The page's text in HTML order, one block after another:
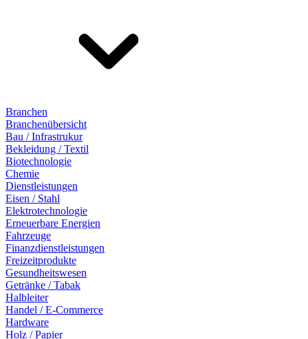
Branchen
Branchenübersicht
Bau / Infrastrukur
Bekleidung / Textil
Biotechnologie
Chemie
Dienstleistungen
Eisen / Stahl
Elektrotechnologie
Erneuerbare Energien
Fahrzeuge
Finanzdienstleistungen
Freizeitprodukte
Gesundheitswesen
Getränke / Tabak
Halbleiter
Handel / E-Commerce
Hardware
Holz / Papier